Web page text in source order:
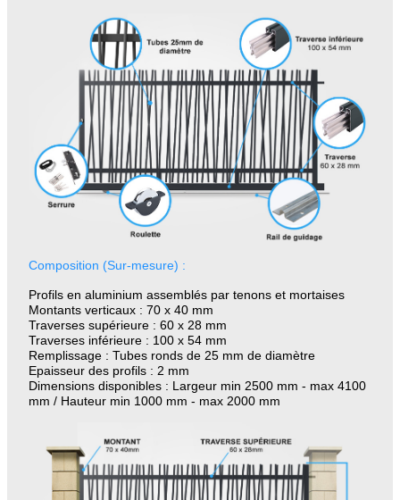
Composition (Sur-mesure) :
Profils en aluminium assemblés par tenons et mortaises
Montants verticaux : 70 x 40 mm
Traverses supérieure : 60 x 28 mm
Traverses inférieure : 100 x 54 mm
Remplissage : Tubes ronds de 25 mm de diamètre
Epaisseur des profils : 2 mm
Dimensions disponibles : Largeur min 2500 mm - max 4100
mm / Hauteur min 1000 mm - max 2000 mm